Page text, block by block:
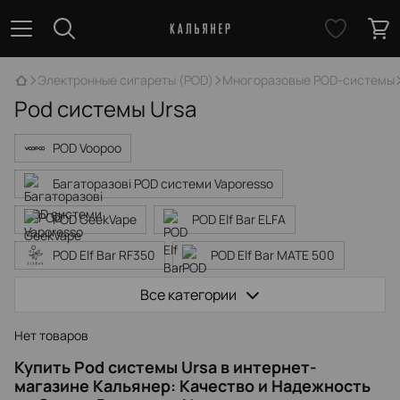
Электронные сигареты (POD) Многоразовые POD-системы
Pod системы Ursa
POD Voopoo
Багаторазові POD системи Vaporesso
POD GeekVape POD Elf Bar ELFA
POD Elf Bar RF350 POD Elf Bar MATE 500
POD Smok
Все категории
Нет товаров
Купить Pod системы Ursa в интернет-
магазине Кальянер: Качество и Надежность